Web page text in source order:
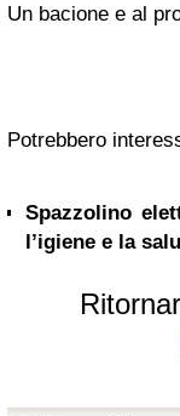
Un bacione e al
Potrebbero
Spazzolino
l’igiene e la